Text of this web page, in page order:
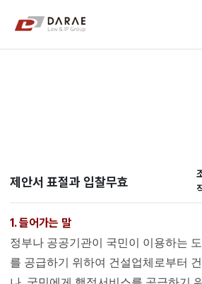
메인 메뉴 바로가기
제안서 표절과 입찰무효
1. 들어가는 말
정부나 공공기관이 국민이 이용하는
를 공급하기 위하여 건설업체로부터